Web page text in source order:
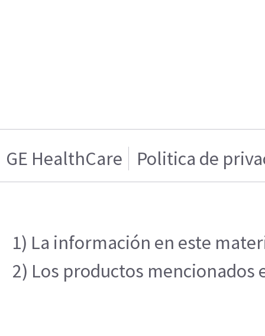
GE HealthCare Politica de
1) La información en este
2) Los productos mencionados